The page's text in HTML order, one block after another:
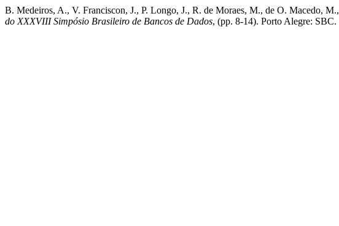
B. Medeiros, A., V. Franciscon, J., P. Longo, J., R. de Moraes, M., de O. Macedo,
do XXXVIII Simpósio Brasileiro de Bancos de Dados, (pp. 8-14). Porto Alegre: